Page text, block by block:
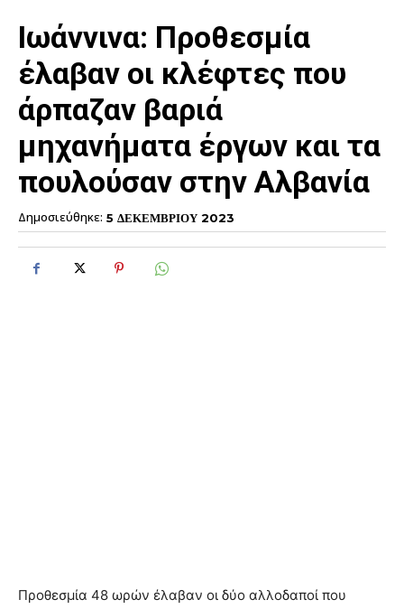
Ιωάννινα: Προθεσμία
έλαβαν οι κλέφτες που
άρπαζαν βαριά
μηχανήματα έργων και τα
πουλούσαν στην Αλβανία
Δημοσιεύθηκε: 5 ΔΕΚΕΜΒΡΙΟΥ 2023
Προθεσμία 48 ωρών έλαβαν οι δύο αλλοδαποί που